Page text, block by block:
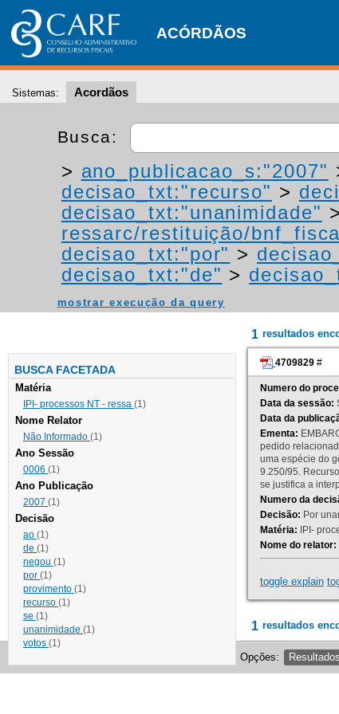
ACÓRDÃOS
Sistemas: Acordãos
Busca:
> ano_publicacao_s:"2007"
decisao_txt:"recurso" >
decisao_txt:"unanimidade" >
ressarc/restituição/
decisao_txt:"por" >
decisao_txt:"de" >
mostrar execução da query
BUSCA FACETADA
Matéria
IPI- processos NT - ressa (1)
Nome Relator
Não Informado (1)
Ano Sessão
0006 (1)
Ano Publicação
2007 (1)
Decisão
ao (1)
de (1)
negou (1)
por (1)
provimento (1)
recurso (1)
se (1)
unanimidade (1)
votos (1)
1 resultados
4709829 #
Numero do
Data da sessão:
Data da
Ementa:
pedido
uma espécie do
9.250/95.
se justifica a
Numero da
Decisão: Por
Matéria: IPI-
Nome do relator:
toggle explain
1 resultados
Opções: